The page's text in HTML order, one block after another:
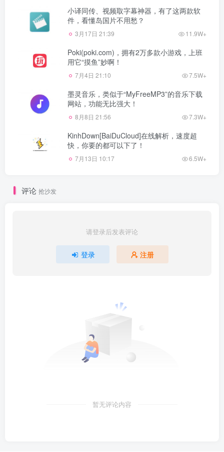
小译同传、视频取字幕神器，有了这两款软
件，看懂岛国片不用愁？
3月17日 21:39 11.9W+
Poki(poki.com)，拥有2万多款小游戏，上班
用它“摸鱼”妙啊！
7月4日 21:10 7.5W+
墨灵音乐，类似于“MyFreeMP3”的音乐下载
网站，功能无比强大！
8月8日 21:56 7.3W+
KinhDown[BaiDuCloud]在线解析，速度超
快，你要的都可以下了！
7月13日 10:17 6.5W+
评论 抢沙发
请登录后发表评论
登录 注册
暂无评论内容